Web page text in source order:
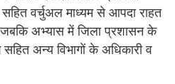
वर्चुअल माध्यम से आपदा राहत
जबकि अभ्यास में जिला प्रशासन के
अन्य विभागों के अधिकारी व